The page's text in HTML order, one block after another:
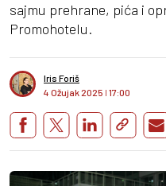
sajmu prehrane, pića i
Promohotelu.
Iris Foriš
4 Ožujak 2025 I 17:00